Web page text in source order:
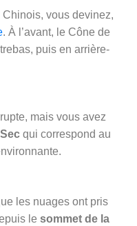
vous devinez,
. À l’avant, le Cône de
puis en arrière-
mais vous avez
qui correspond au
les nuages ont pris
le sommet de la